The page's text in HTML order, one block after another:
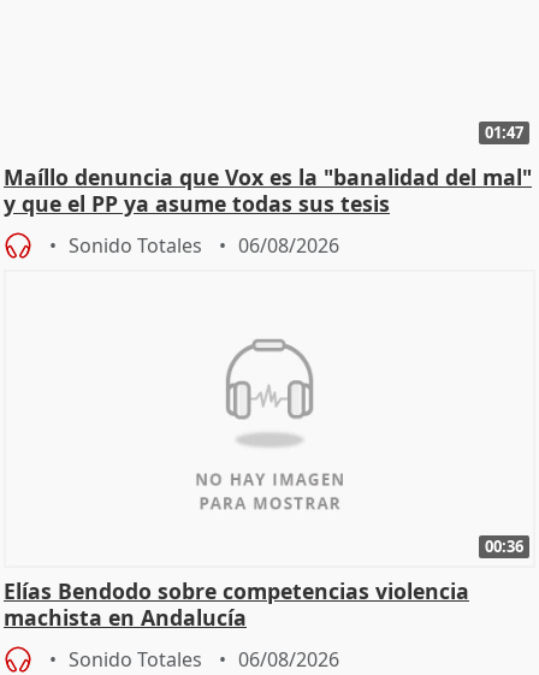
01:47
Maíllo denuncia que Vox es la "banalidad del mal"
y que el PP ya asume todas sus tesis
Sonido Totales 06/08/2026
00:36
Elías Bendodo sobre competencias violencia
machista en Andalucía
Sonido Totales 06/08/2026